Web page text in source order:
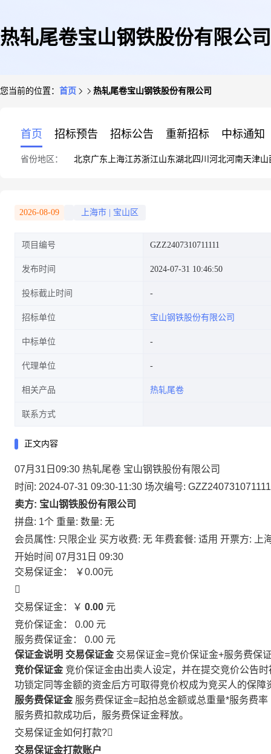
热轧尾卷宝山钢铁股份有限公司
您当前的位置： 首页 热轧尾卷宝山钢铁股份有限公司
首页 招标预告 招标公告 重新招标 中标通知
省份地区： 北京广东 上海江苏浙江山东湖北四川 河北河南天津山
2026-08-09 上海市 宝山区
项目编号 GZZ2407310711111
发布时间 2024-07-31 10:46:50
投标截止时间
招标单位 宝山钢铁股份有限公司
中标单位
代理单位
相关产品 热轧尾卷
联系方式
正文内容
07月31日09:30 热轧尾卷 宝山钢铁股份有限公司
时间: 2024-07-31 09:30-11:30 场次编号:
卖方: 宝山钢铁股份有限公司
拼盘: 1个 重量: 数量: 无
会员属性: 只限企业 买方收费: 无 年费套餐: 适用 开票方: 上
开始时间 07月31日 09:30
交易保证金：
￥0.00元

交易保证金：￥ 0.00 元
竞价保证金： 0.00 元
服务费保证金： 0.00 元
保证金说明 交易保证金 交易保证金=竞价保证金+服务费保
竞价保证金 竞价保证金由出卖人设定，并在提交竞价公告
功锁定同等金额的资金后方可取得竞价权成为竞买人的保障
服务费保证金 服务费保证金=起拍总金额或总重量*服务费率
服务费扣款成功后，服务费保证金释放。
交易保证金如何打款?
交易保证金打款账户